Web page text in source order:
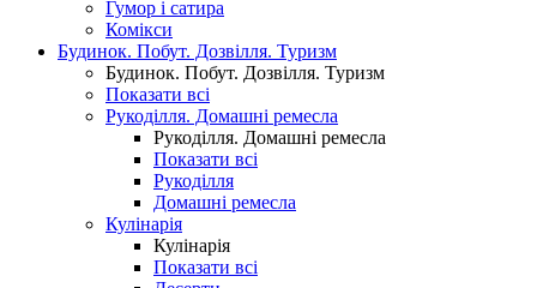
Гумор і сатира
Комікси
Будинок. Побут. Дозвілля. Туризм
Будинок. Побут. Дозвілля. Туризм
Показати всі
Рукоділля. Домашні ремесла
Рукоділля. Домашні ремесла
Показати всі
Рукоділля
Домашні ремесла
Кулінарія
Кулінарія
Показати всі